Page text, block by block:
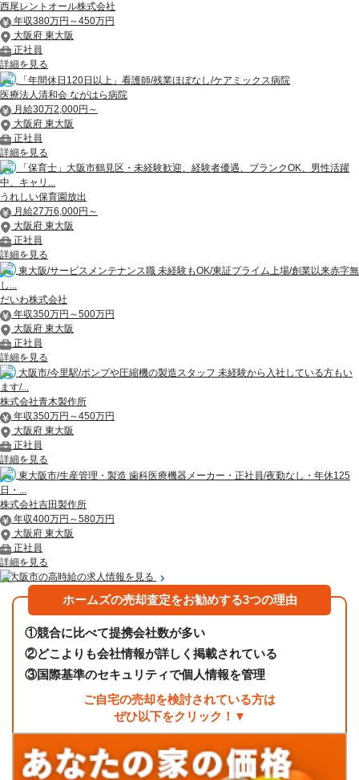
西尾レントオール株式会社
年収380万円～450万円
大阪府 東大阪
正社員
詳細を見る
「年間休日120日以上」看護師/残業ほぼなし/ケアミックス病院
医療法人清和会 ながはら病院
月給30万2,000円～
大阪府 東大阪
正社員
詳細を見る
「保育士」大阪市鶴見区・未経験歓迎、経験者優遇、ブランクOK、男性活躍
中、キャリ...
うれしい保育園放出
月給27万6,000円～
大阪府 東大阪
正社員
詳細を見る
東大阪/サービスメンテナンス職 未経験もOK/東証プライム上場/創業以来赤字無
し...
だいわ株式会社
年収350万円～500万円
大阪府 東大阪
正社員
詳細を見る
大阪市/今里駅/ポンプや圧縮機の製造スタッフ 未経験から入社している方もい
ます/...
株式会社青木製作所
年収350万円～450万円
大阪府 東大阪
正社員
詳細を見る
東大阪市/生産管理・製造 歯科医療機器メーカー・正社員/夜勤なし・年休125
日・...
株式会社吉田製作所
年収400万円～580万円
大阪府 東大阪
正社員
詳細を見る
東大阪市の高時給の求人情報を見る
ホームズの売却査定をお勧めする3つの理由
①競合に比べて提携会社数が多い
②どこよりも会社情報が詳しく掲載されている
③国際基準のセキュリティで個人情報を管理
ご自宅の売却を検討されている方は
ぜひ以下をクリック！▼